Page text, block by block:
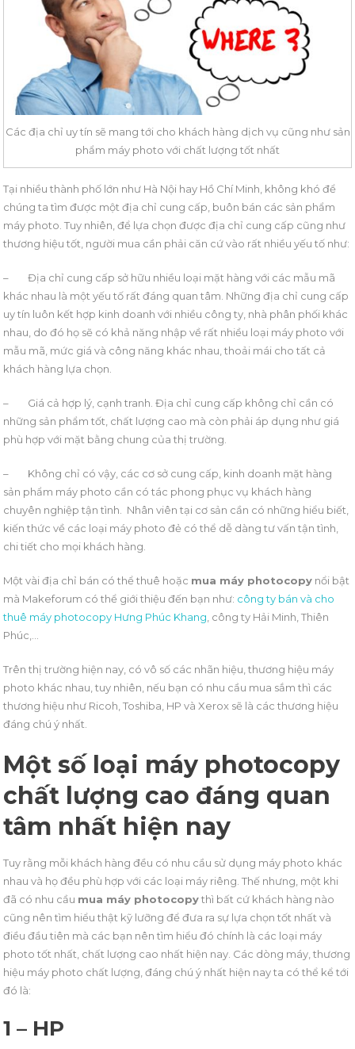
Các địa chỉ uy tín sẽ mang tới cho khách hàng dịch vụ cũng như sản
phẩm máy photo với chất lượng tốt nhất
Tại nhiều thành phố lớn như Hà Nội hay Hồ Chí Minh, không khó để
chúng ta tìm được một địa chỉ cung cấp, buôn bán các sản phẩm
máy photo. Tuy nhiên, để lựa chọn được địa chỉ cung cấp cũng như
thương hiệu tốt, người mua cần phải căn cứ vào rất nhiều yếu tố như:
–
Địa chỉ cung cấp sở hữu nhiều loại mặt hàng với các mẫu mã
khác nhau là một yếu tố rất đáng quan tâm. Những địa chỉ cung cấp
uy tín luôn kết hợp kinh doanh với nhiều công ty, nhà phân phối khác
nhau, do đó họ sẽ có khả năng nhập về rất nhiều loại máy photo với
mẫu mã, mức giá và công năng khác nhau, thoải mái cho tất cả
khách hàng lựa chọn.
–
Giá cả hợp lý, cạnh tranh. Địa chỉ cung cấp không chỉ cần có
những sản phẩm tốt, chất lượng cao mà còn phải áp dụng như giá
phù hợp với mặt bằng chung của thị trường.
–
Không chỉ có vậy, các cơ sở cung cấp, kinh doanh mặt hàng
sản phẩm máy photo cần có tác phong phục vụ khách hàng
chuyên nghiệp tận tình. Nhân viên tại cơ sản cần có những hiểu biết,
kiến thức về các loại máy photo đẻ có thể dễ dàng tư vấn tận tình,
chi tiết cho mọi khách hàng.
Một vài địa chỉ bán có thể thuê hoặc mua máy photocopy nổi bật
mà Makeforum có thể giới thiệu đến bạn như: công ty bán và cho
thuê máy photocopy Hưng Phúc Khang, công ty Hải Minh, Thiên
Phúc,…
Trên thị trường hiện nay, có vô số các nhãn hiệu, thương hiệu máy
photo khác nhau, tuy nhiên, nếu bạn có nhu cầu mua sắm thì các
thương hiệu như Ricoh, Toshiba, HP và Xerox sẽ là các thương hiệu
đáng chú ý nhất.
Một số loại máy photocopy
chất lượng cao đáng quan
tâm nhất hiện nay
Tuy rằng mỗi khách hàng đều có nhu cầu sử dụng máy photo khác
nhau và họ đều phù hợp với các loại máy riêng. Thế nhưng, một khi
đã có nhu cầu mua máy photocopythì bất cứ khách hàng nào
cũng nên tìm hiểu thật kỹ lưỡng để đưa ra sự lựa chọn tốt nhất và
điều đầu tiên mà các bạn nên tìm hiểu đó chính là các loại máy
photo tốt nhất, chất lượng cao nhất hiện nay. Các dòng máy, thương
hiệu máy photo chất lượng, đáng chú ý nhất hiện nay ta có thể kể tới
đó là:
1 – HP